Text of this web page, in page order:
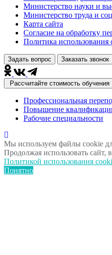
Министерство науки и
Министерство труда и
Карта сайта
Согласие на обработку
Политика использования
Задать вопрос Заказать звонок
Рассчитайте стоимость обучения
Профессиональная
Повышение
Рабочие специальности
Мы используем файлы cookie
Продолжая использовать сайт,
Политикой использования
Понятно